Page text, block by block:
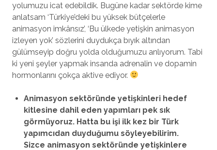
yolumuzu icat edebildik. Bugüne kadar sektörde kime
anlatsam ‘Türkiye’deki bu yüksek bütçelerle
animasyon imkânsız’, ‘Bu ülkede yetişkin animasyon
izleyen yok’ sözlerini duydukça bıyık altından
gülümseyip doğru yolda olduğumuzu anlıyorum. Tabi
ki yeni şeyler yapmak insanda adrenalin ve dopamin
hormonlarını çokça aktive ediyor.
Animasyon sektöründe yetişkinleri hedef
kitlesine dahil eden yapımları pek sık
görmüyoruz. Hatta bu işi ilk kez bir Türk
yapımcıdan duyduğumu söyleyebilirim.
Sizce animasyon sektöründe yetişkinlere